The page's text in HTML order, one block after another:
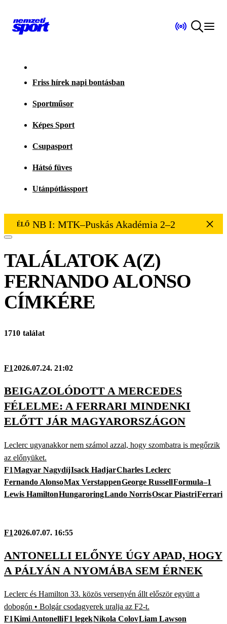
Friss hírek napi bontásban
Sportműsor
Képes Sport
Csupasport
Hátsó füves
Utánpótlássport
ÉLŐ NB I: MTK–Puskás Akadémia 2–2
TALÁLATOK A(Z)
FERNANDO ALONSO
CÍMKÉRE
1710 találat
F12026.07.24. 21:02
BEIGAZOLÓDOTT A MERCEDES
FÉLELME: A FERRARI MINDENKI
ELŐTT JÁR MAGYARORSZÁGON
Leclerc ugyanakkor nem számol azzal, hogy szombatra is megőrzik
az előnyüket.
F1Magyar NagydíjIsack HadjarCharles Leclerc
Fernando AlonsoMax VerstappenGeorge RussellFormula–1
Lewis HamiltonHungaroringLando NorrisOscar PiastriFerrari
F12026.07.07. 16:55
ANTONELLI ELŐNYE ÚGY APAD, HOGY
A PÁLYÁN A NYOMÁBA SEM ÉRNEK
Leclerc és Hamilton 33. közös versenyén állt először együtt a
dobogón • Bolgár csodagyerek uralja az F2-t.
F1Kimi AntonelliF1 legekNikola ColovLiam Lawson